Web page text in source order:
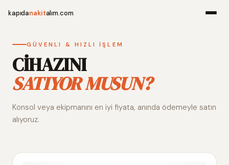
kapıdanakitalım.com
Alım
GÜVENLI & HIZLI İŞLEM
CİHAZINI
SATIYOR MUSUN?
Konsol veya ekipmanını en iyi fiyata, anında ödemeyle satın
alıyoruz.